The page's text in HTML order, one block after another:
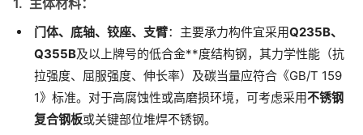
门体、底轴、铰座、支臂：主要承力构件宜采用Q235B、
Q355B及以上牌号的低合金**度结构钢，其力学性能（抗
拉强度、屈服强度、伸长率）及碳当量应符合《GB/T 159
1》标准。对于高腐蚀性或高磨损环境，可考虑采用不锈钢
复合钢板或关键部位堆焊不锈钢。